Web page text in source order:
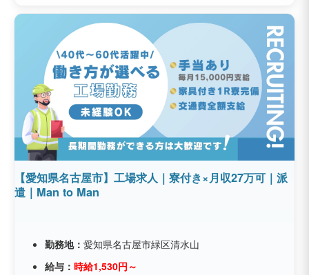
【愛知県名古屋市】工場求人｜寮付き×月収27万可｜派
遣｜Man to Man
勤務地： 愛知県名古屋市緑区清水山
給与： 時給1,530円～